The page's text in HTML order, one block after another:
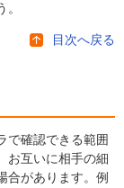
目次へ戻る
で確認できる範囲
お互いに相手の細
合があります。例